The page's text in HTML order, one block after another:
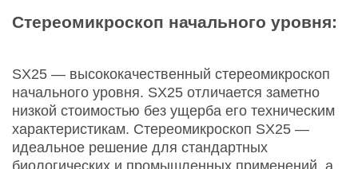
Стереомикроскоп начального уровня:
SX25 — высококачественный стереомикроскоп
начального уровня. SX25 отличается заметно
низкой стоимостью без ущерба его техническим
характеристикам. Стереомикроскоп SX25 —
идеальное решение для стандартных
биологических и промышленных применений, а